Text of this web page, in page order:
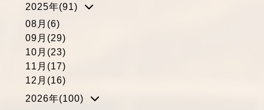
2025年(91)
08月(6)
09月(29)
10月(23)
11月(17)
12月(16)
2026年(100)